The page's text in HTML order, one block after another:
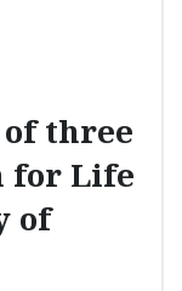
three
for Life
of